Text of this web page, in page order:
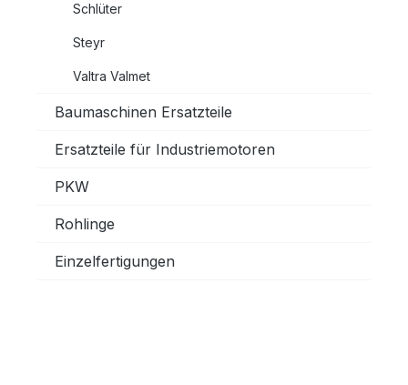
Schlüter
Steyr
Valtra Valmet
Baumaschinen Ersatzteile
Ersatzteile für Industriemotoren
PKW
Rohlinge
Einzelfertigungen